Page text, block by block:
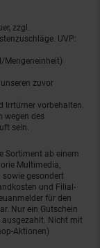
zzgl.
UVP:
Mengeneinheit)
zuvor
Irrtümer vorbehalten.
wegen des
sein.
Sortiment ab einem
Multimedia,
sowie gesondert
und Filial-
für den
Nur ein Gutschein
ausgezahlt. Nicht mit
Aktionen)